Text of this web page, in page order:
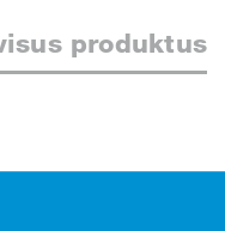
produktus